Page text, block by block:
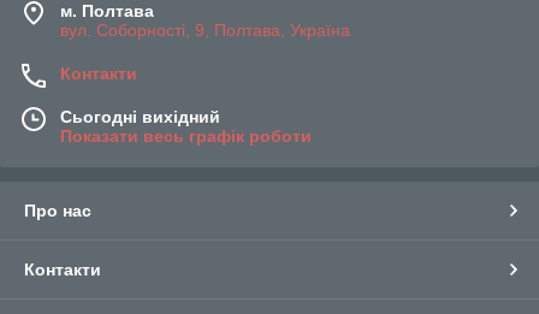
м. Полтава
вул. Соборності, 9, Полтава, Україна
Контакти
Сьогодні вихідний
Показати весь графік роботи
Про нас
Контакти